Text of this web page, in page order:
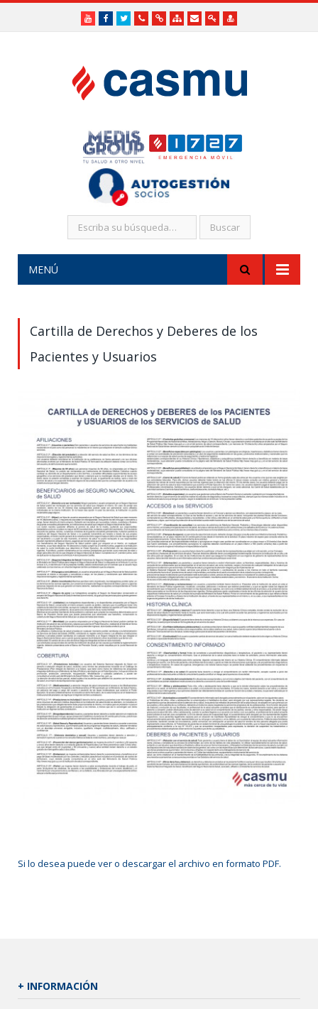
YoutubeFacebook
TwitterTeléfonos
EnlacesMapaFormularios
AccesoAcceso
MENÚ
Cartilla de Derechos y Deberes de los
Pacientes y Usuarios
Si lo desea puede ver o descargar el archivo en formato PDF.
+ INFORMACIÓN